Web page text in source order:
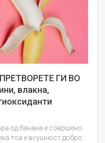
ГИ ВО
влакна,
од банана е совршено
тоа е всушност добро